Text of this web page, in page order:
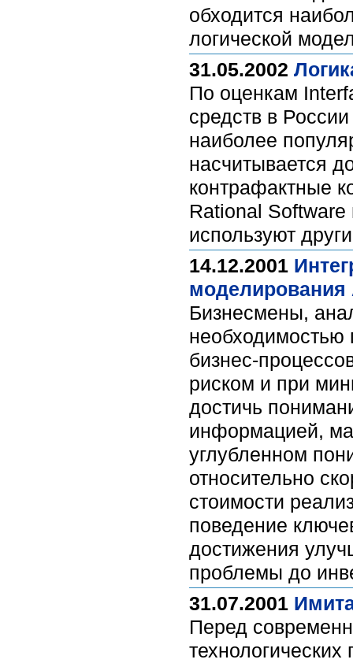
обходится
логической
31.05.2002
По оценкам
средств в
наиболее
насчитывается
контрафактные
Rational
используют
14.12.2001
моделирования
Бизнесмены,
необходимостью
бизнес-
риском и при
достичь
информацией,
углубленном
относительно
стоимости
поведение
достижения
проблемы до
31.07.2001
Перед